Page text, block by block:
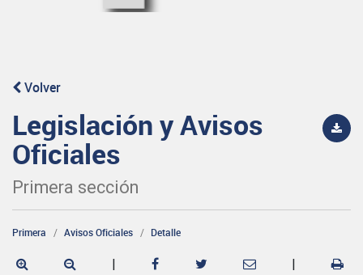
Volver
Legislación y Avisos
Oficiales
Primera sección
Primera Avisos Oficiales Detalle
| |